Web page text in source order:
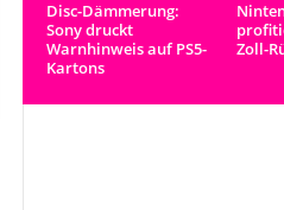
Disc-Dämmerung:
Sony druckt
Warnhinweis auf PS5-
Kartons
Zoll-